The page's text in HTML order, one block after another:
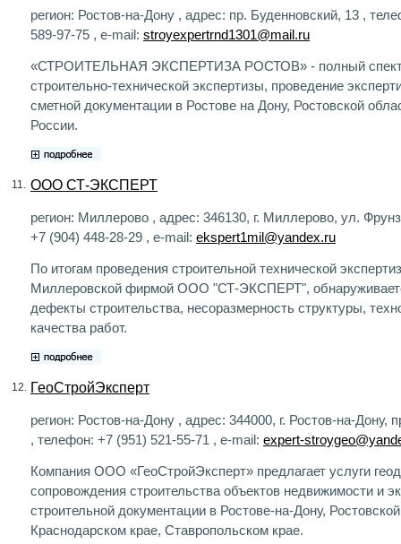
регион: Ростов-на-Дону , адрес: пр. Буденновский, 13 ,
589-97-75 , e-mail: stroyexpertrnd1301@mail.ru
«СТРОИТЕЛЬНАЯ ЭКСПЕРТИЗА РОСТОВ» - полный
строительно-технической экспертизы, проведение
сметной документации в Ростове на Дону, Ростовской
России.
11. ООО СТ-ЭКСПЕРТ
регион: Миллерово , адрес: 346130, г. Миллерово, ул.
+7 (904) 448-28-29 , e-mail: ekspert1mil@yandex.ru
По итогам проведения строительной технической
Миллеровской фирмой ООО "СТ-ЭКСПЕРТ",
дефекты строительства, несоразмерность структуры,
качества работ.
12. ГеоСтройЭксперт
регион: Ростов-на-Дону , адрес: 344000, г. Ростов-на-Дону,
, телефон: +7 (951) 521-55-71 , e-mail: expert-
Компания ООО «ГеоСтройЭксперт» предлагает услуги
сопровождения строительства объектов недвижимости и
строительной документации в Ростове-на-Дону,
Краснодарском крае, Ставропольском крае.